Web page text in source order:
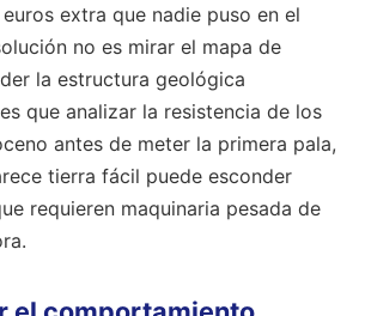
extra que nadie puso en el
no es mirar el mapa de
la estructura geológica
que analizar la resistencia de los
antes de meter la primera pala,
tierra fácil puede esconder
requieren maquinaria pesada de